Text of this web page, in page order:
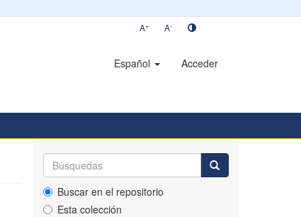
A+ A-
Español Acceder
Buscar en el repositorio
Esta colección